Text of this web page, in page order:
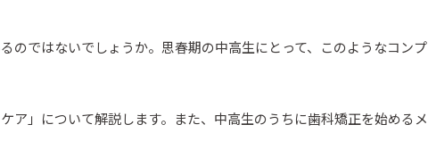
のではないでしょうか。思春期の中高生にとって、このようなコンプ
」について解説します。また、中高生のうちに歯科矯正を始めるメ